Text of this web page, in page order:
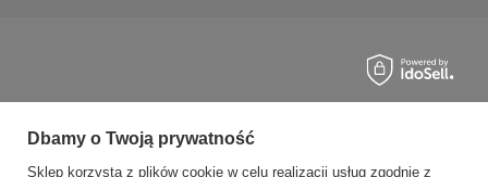
Dbamy o Twoją prywatność
Sklep korzysta z plików cookie w celu realizacji usług zgodnie z